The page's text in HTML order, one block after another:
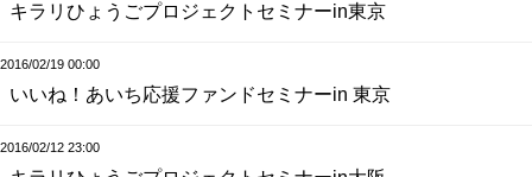
キラリひょうごプロジェクトセミナーin東京
2016/02/19 00:00
いいね！あいち応援ファンドセミナーin 東京
2016/02/12 23:00